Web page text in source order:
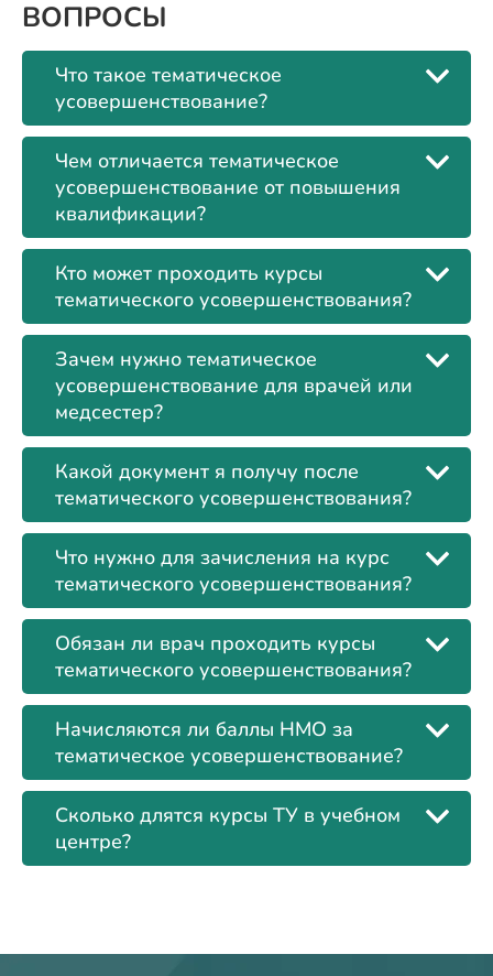
ВОПРОСЫ
Что такое тематическое
усовершенствование?
Чем отличается тематическое
усовершенствование от повышения
квалификации?
Кто может проходить курсы
тематического усовершенствования?
Зачем нужно тематическое
усовершенствование для врачей или
медсестер?
Какой документ я получу после
тематического усовершенствования?
Что нужно для зачисления на курс
тематического усовершенствования?
Обязан ли врач проходить курсы
тематического усовершенствования?
Начисляются ли баллы НМО за
тематическое усовершенствование?
Сколько длятся курсы ТУ в учебном
центре?